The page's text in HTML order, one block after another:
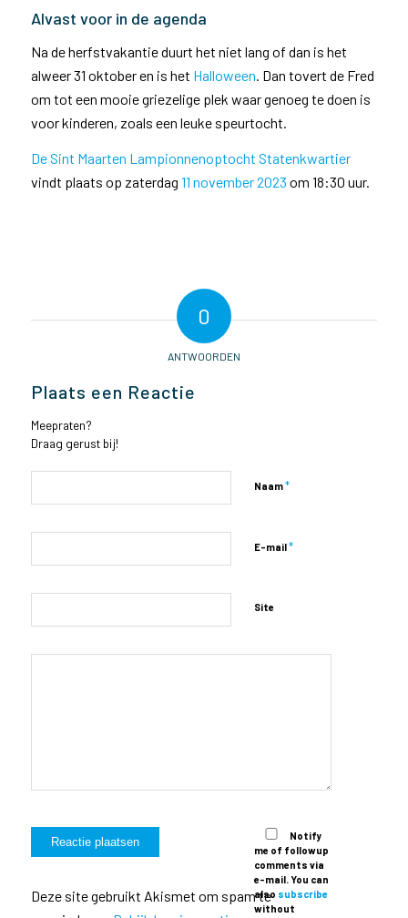
Alvast voor in de agenda
Na de herfstvakantie duurt het niet lang of dan is het
alweer 31 oktober en is het Halloween . Dan tovert de Fred
om tot een mooie griezelige plek waar genoeg te doen is
voor kinderen, zoals een leuke speurtocht.
De Sint Maarten Lampionnenoptocht Statenkwartier
vindt plaats op zaterdag 11 november 2023 om 18:30 uur.
0
ANTWOORDEN
Plaats een Reactie
Meepraten?
Draag gerust bij!
Naam*
E-mail*
Site
Notify
me of followup
comments via
e-mail. You can
also subscribe
without
Deze site gebruikt Akismet om spam te